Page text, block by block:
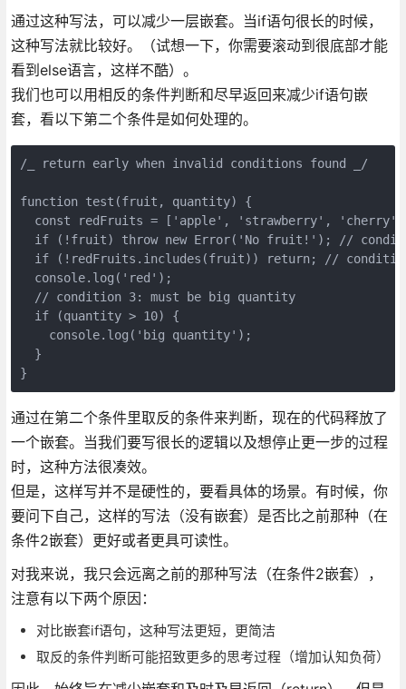
通过这种写法，可以减少一层嵌套。当if语句很长的时候，
这种写法就比较好。（试想一下，你需要滚动到很底部才能
看到else语言，这样不酷）。
我们也可以用相反的条件判断和尽早返回来减少if语句嵌
套，看以下第二个条件是如何处理的。
/_ return early when invalid conditions found _/
function test(fruit, quantity) {
const redFruits = ['apple', 'strawberry',
if (!fruit) throw new Error('No fruit!'); //
if (!redFruits.includes(fruit)) return; //
  console.log('red');
  // condition 3: must be big quantity
  if (quantity > 10) {
    console.log('big quantity');
  }
}
通过在第二个条件里取反的条件来判断，现在的代码释放了
一个嵌套。当我们要写很长的逻辑以及想停止更一步的过程
时，这种方法很凑效。
但是，这样写并不是硬性的，要看具体的场景。有时候，你
要问下自己，这样的写法（没有嵌套）是否比之前那种（在
条件2嵌套）更好或者更具可读性。
对我来说，我只会远离之前的那种写法（在条件2嵌套），
注意有以下两个原因：
对比嵌套if语句，这种写法更短，更简洁
取反的条件判断可能招致更多的思考过程（增加认知负荷）